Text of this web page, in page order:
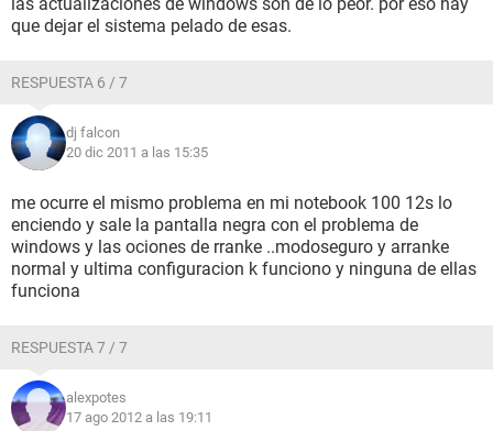
que dejar el sistema pelado de esas.
RESPUESTA 6 / 7
dj falcon
20 dic 2011 a las 15:35
me ocurre el mismo problema en mi notebook 100 12s lo
enciendo y sale la pantalla negra con el problema de
windows y las ociones de rranke ..modoseguro y arranke
normal y ultima configuracion k funciono y ninguna de ellas
funciona
RESPUESTA 7 / 7
alexpotes
17 ago 2012 a las 19:11